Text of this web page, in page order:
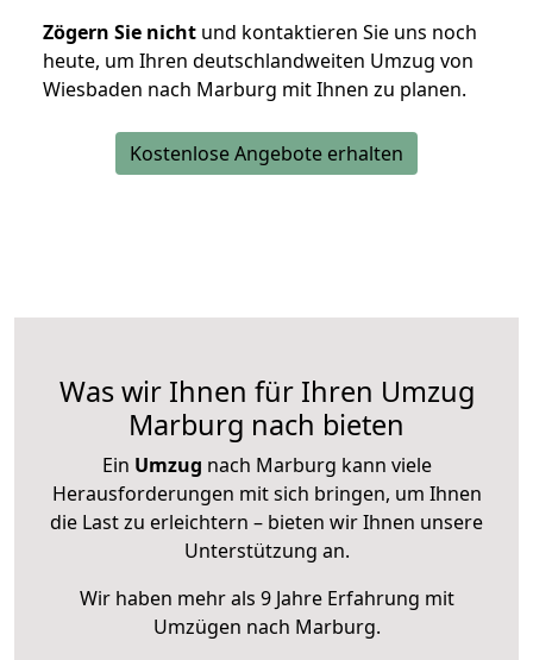
Zögern Sie nicht und kontaktieren Sie uns noch
heute, um Ihren deutschlandweiten Umzug von
Wiesbaden nach Marburg mit Ihnen zu planen.
Kostenlose Angebote erhalten
Was wir Ihnen für Ihren Umzug
Marburg nach bieten
Ein Umzug nach Marburg kann viele
Herausforderungen mit sich bringen, um Ihnen
die Last zu erleichtern – bieten wir Ihnen unsere
Unterstützung an.
Wir haben mehr als 9 Jahre Erfahrung mit
Umzügen nach Marburg.